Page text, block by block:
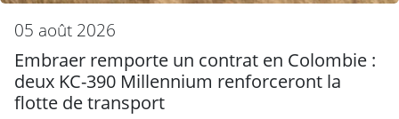
05 août 2026
Embraer remporte un contrat en Colombie :
deux KC-390 Millennium renforceront la
flotte de transport